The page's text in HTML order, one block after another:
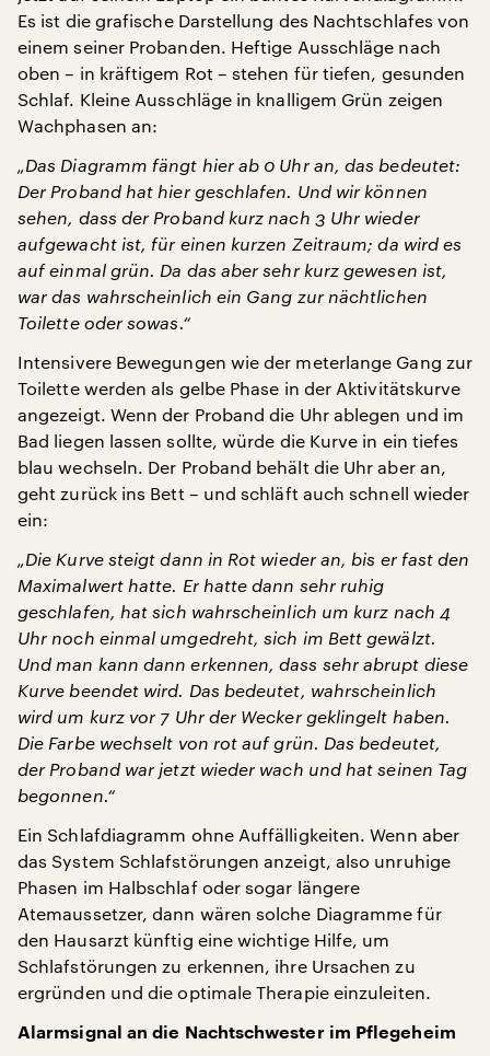
Es ist die grafische Darstellung des Nachtschlafes von
einem seiner Probanden. Heftige Ausschläge nach
oben – in kräftigem Rot – stehen für tiefen, gesunden
Schlaf. Kleine Ausschläge in knalligem Grün zeigen
Wachphasen an:
„Das Diagramm fängt hier ab 0 Uhr an, das bedeutet:
Der Proband hat hier geschlafen. Und wir können
sehen, dass der Proband kurz nach 3 Uhr wieder
aufgewacht ist, für einen kurzen Zeitraum; da wird es
auf einmal grün. Da das aber sehr kurz gewesen ist,
war das wahrscheinlich ein Gang zur nächtlichen
Toilette oder sowas.“
Intensivere Bewegungen wie der meterlange Gang zur
Toilette werden als gelbe Phase in der Aktivitätskurve
angezeigt. Wenn der Proband die Uhr ablegen und im
Bad liegen lassen sollte, würde die Kurve in ein tiefes
blau wechseln. Der Proband behält die Uhr aber an,
geht zurück ins Bett – und schläft auch schnell wieder
ein:
„Die Kurve steigt dann in Rot wieder an, bis er fast den
Maximalwert hatte. Er hatte dann sehr ruhig
geschlafen, hat sich wahrscheinlich um kurz nach 4
Uhr noch einmal umgedreht, sich im Bett gewälzt.
Und man kann dann erkennen, dass sehr abrupt diese
Kurve beendet wird. Das bedeutet, wahrscheinlich
wird um kurz vor 7 Uhr der Wecker geklingelt haben.
Die Farbe wechselt von rot auf grün. Das bedeutet,
der Proband war jetzt wieder wach und hat seinen Tag
begonnen.“
Ein Schlafdiagramm ohne Auffälligkeiten. Wenn aber
das System Schlafstörungen anzeigt, also unruhige
Phasen im Halbschlaf oder sogar längere
Atemaussetzer, dann wären solche Diagramme für
den Hausarzt künftig eine wichtige Hilfe, um
Schlafstörungen zu erkennen, ihre Ursachen zu
ergründen und die optimale Therapie einzuleiten.
Alarmsignal an die Nachtschwester im Pflegeheim